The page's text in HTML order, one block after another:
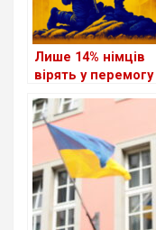
Лише 14% німців
вірять у перемогу